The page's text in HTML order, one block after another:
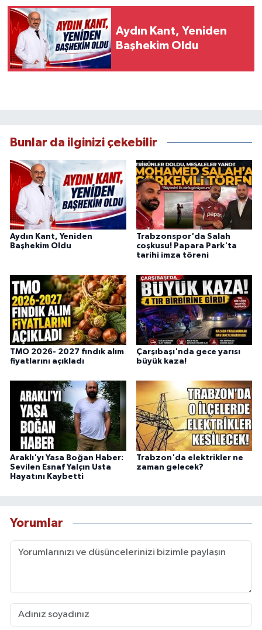
Aydın Kant, Yeniden
Başhekim Oldu
Bunlar da ilginizi çekebilir
Aydın Kant, Yeniden
Başhekim Oldu
Trabzonspor'da Salah
coşkusu! Papara Park'ta
tarihi imza töreni
TMO 2026- 2027 fındık alım
fiyatlarını açıkladı
Çarşıbaşı'nda gece yarısı
büyük kaza!
Araklı'yı Yasa Boğan Haber:
Sevilen Esnaf Yalçın Usta
Hayatını Kaybetti
Trabzon'da elektrikler ne
zaman gelecek?
Yorumlar